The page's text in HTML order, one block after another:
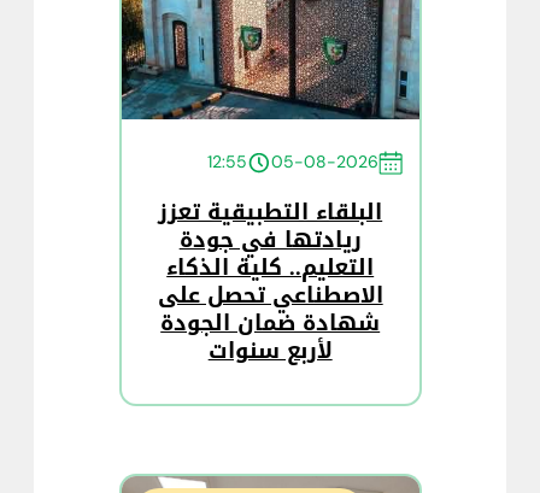
05-08-2026
12:55
البلقاء التطبيقية تعزز
ريادتها في جودة
التعليم.. كلية الذكاء
الاصطناعي تحصل على
شهادة ضمان الجودة
لأربع سنوات